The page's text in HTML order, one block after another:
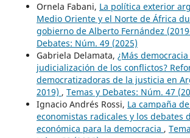
Ornela Fabani, La política exterior
Medio Oriente y el Norte de África
gobierno de Alberto Fernández
Debates: Núm. 49 (2025)
Gabriela Delamata, ¿Más
judicialización de los conflictos?
democratizadoras de la justicia en
2019) , Temas y Debates: Núm. 47
Ignacio Andrés Rossi, La campaña
economistas radicales y los debates
económica para la democracia ,